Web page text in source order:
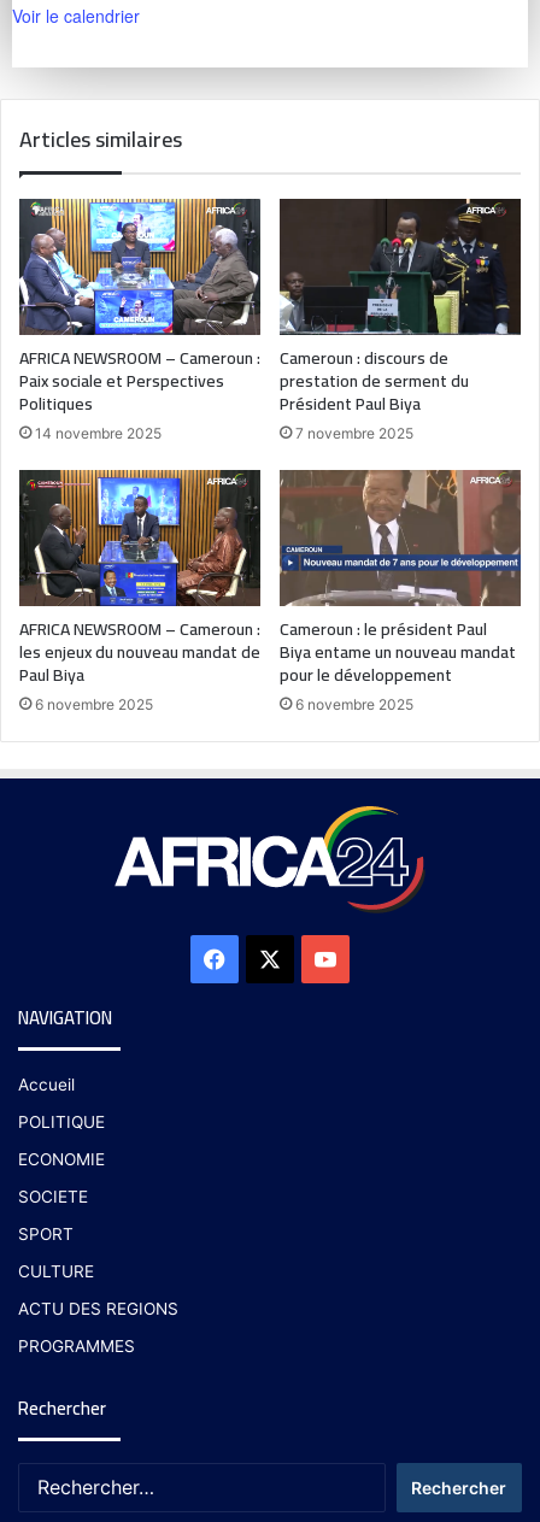
Voir le calendrier
Articles similaires
AFRICA NEWSROOM – Cameroun :
Paix sociale et Perspectives
Politiques
14 novembre 2025
Cameroun : discours de
prestation de serment du
Président Paul Biya
7 novembre 2025
AFRICA NEWSROOM – Cameroun :
les enjeux du nouveau mandat de
Paul Biya
6 novembre 2025
Cameroun : le président Paul
Biya entame un nouveau mandat
pour le développement
6 novembre 2025
NAVIGATION
Accueil
POLITIQUE
ECONOMIE
SOCIETE
SPORT
CULTURE
ACTU DES REGIONS
PROGRAMMES
Rechercher